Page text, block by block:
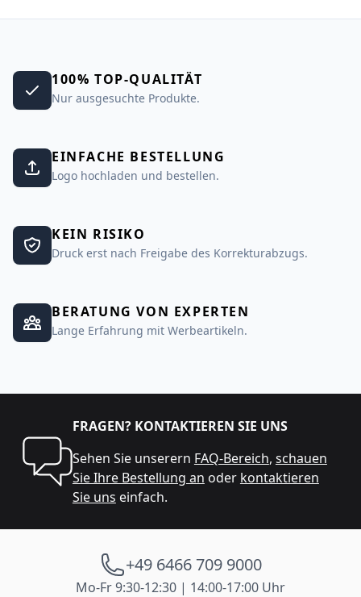
100% TOP-QUALITÄT
Nur ausgesuchte Produkte.
EINFACHE BESTELLUNG
Logo hochladen und bestellen.
KEIN RISIKO
Druck erst nach Freigabe des Korrekturabzugs.
BERATUNG VON EXPERTEN
Lange Erfahrung mit Werbeartikeln.
FRAGEN? KONTAKTIEREN SIE UNS
Sehen Sie unserern FAQ-Bereich, schauen
Sie Ihre Bestellung an oder kontaktieren
Sie uns einfach.
+49 6466 709 9000
Mo-Fr 9:30-12:30 | 14:00-17:00 Uhr